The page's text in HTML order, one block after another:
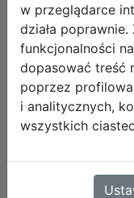
w przeglądarce
działa
funkcjonalności
dopasować treść
poprzez
i analitycznych,
wszystkich